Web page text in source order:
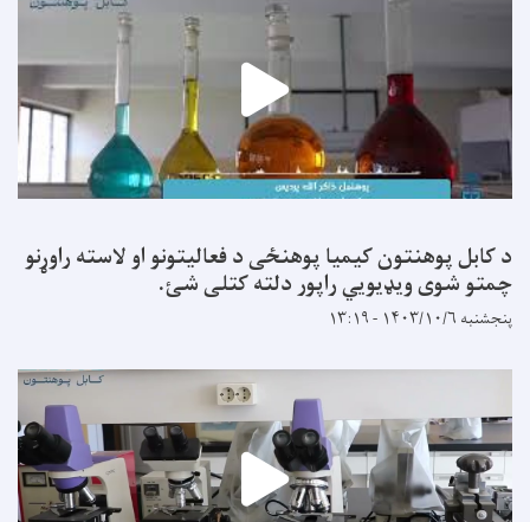
د کابل پوهنتون کیمیا پوهنځی د فعالیتونو او لاسته راوړنو
چمتو شوی ویډیویي راپور دلته کتلی شئ.
پنجشنبه ۱۴۰۳/۱۰/۶ - ۱۳:۱۹